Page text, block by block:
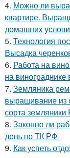
4. Можно ли
квартире.
домашних
5. Технология
Высадка
6. Работа на
на винограднике
7. Земляника
выращивание из
сорта земляники
8. Законно ли
день по ТК РФ
9. Как успеть